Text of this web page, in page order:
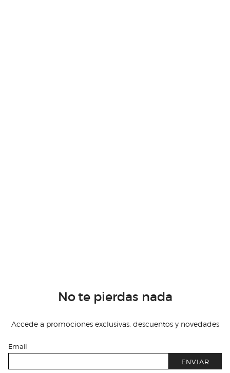
No te pierdas nada
Accede a promociones exclusivas, descuentos y novedades
Email
ENVIAR